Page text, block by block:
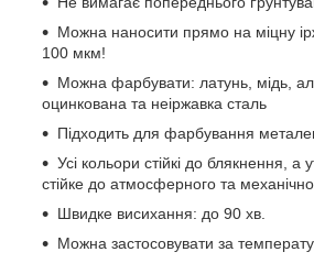
Можна наносити прямо на міцну
100 мкм!
Можна фарбувати: латунь, мідь,
оцинкована та неіржавка сталь
Підходить для фарбування
Усі кольори стійкі до блякнення, а
стійке до атмосферного та
Швидке висихання: до 90 хв.
Можна застосовувати за